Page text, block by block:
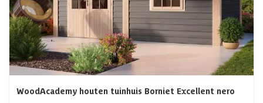
WoodAcademy houten tuinhuis Borniet Excellent nero